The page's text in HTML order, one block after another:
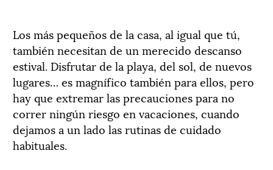
Los más pequeños de la casa, al igual que tú,
también necesitan de un merecido descanso
estival. Disfrutar de la playa, del sol, de nuevos
lugares… es magnífico también para ellos, pero
hay que extremar las precauciones para no
correr ningún riesgo en vacaciones, cuando
dejamos a un lado las rutinas de cuidado
habituales.